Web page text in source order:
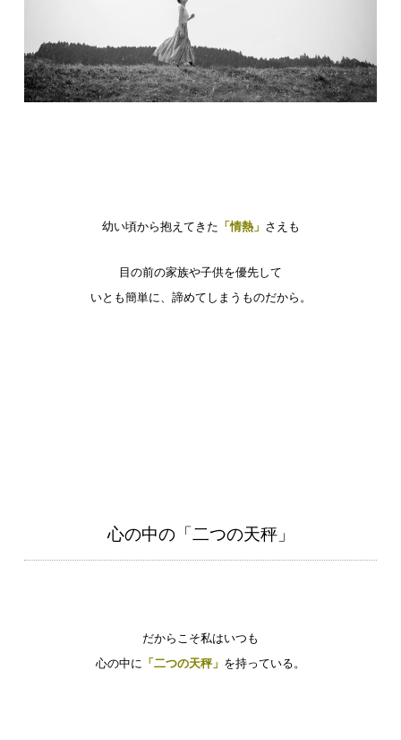
幼い頃から抱えてきた 「情熱」 さえも
目の前の家族や子供を優先して
いとも簡単に、諦めてしまうものだから。
心の中の「二つの天秤」
だからこそ私はいつも
心の中に 「二つの天秤」 を持っている。